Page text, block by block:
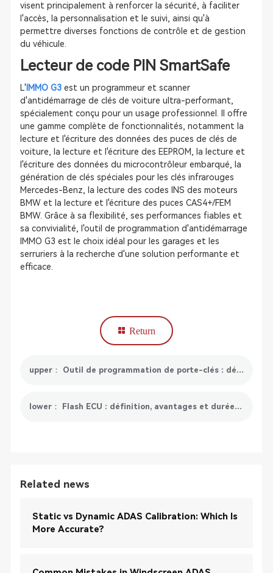
visent principalement à renforcer la sécurité, à faciliter
l'accès, la personnalisation et le suivi, ainsi qu'à
permettre diverses fonctions de contrôle et de gestion
du véhicule.
Lecteur de code PIN SmartSafe
L' IMMO G3est un programmeur et scanner
d'antidémarrage de clés de voiture ultra-performant,
spécialement conçu pour un usage professionnel. Il offre
une gamme complète de fonctionnalités, notamment la
lecture et l'écriture des données des puces de clés de
voiture, la lecture et l'écriture des EEPROM, la lecture et
l'écriture des données du microcontrôleur embarqué, la
génération de clés spéciales pour les clés infrarouges
Mercedes-Benz, la lecture des codes INS des moteurs
BMW et la lecture et l'écriture des puces CAS4+/FEM
BMW. Grâce à sa flexibilité, ses performances fiables et
sa convivialité, l'outil de programmation d'antidémarrage
IMMO G3 est le choix idéal pour les garages et les
serruriers à la recherche d'une solution performante et
efficace.
Return
upper： Outil de programmation de porte-clés : définition, types, avantages et recommandations
lower： Flash ECU : définition, avantages et durée de flashage ECU
Related news
Static vs Dynamic ADAS Calibration: Which Is
More Accurate?